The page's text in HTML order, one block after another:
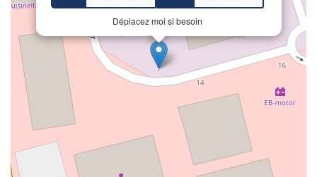
Déplacez moi si besoin